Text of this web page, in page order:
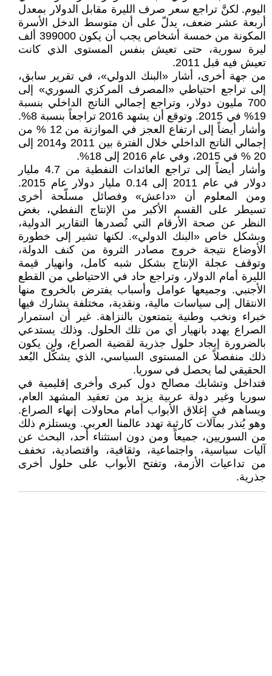
اليوم. لكنَّ تراجع سعر صرف الليرة مقابل الدولار بمعدل
أربعة عشر ضعف، يدلّ على أن متوسط الدخل الأسرة
المكونة من خمسة أشخاص يجب أن يكون 399000 ألف
ليرة سورية، حتى تعيش بنفس المستوى الذي كانت
تعيش فيه قبل 2011.
من جهة أخرى، أشار «البنك الدولي»، في تقرير سابق،
إلى تراجع احتياطي «المصرف المركزي السوري» إلى
700 مليون دولار، وتراجع إجمالي الناتج الداخلي بنسبة
19% في 2015. وتوقع أن يشهد 2016 تراجعاً بنسبة 8%.
وأشار أيضاً إلى ارتفاع العجز في الموازنة من 12 % من
إجمالي الناتج الداخلي خلال الفترة بين 2011 و2014 إلى
20 % في 2015، وفي عام 2016 إلى 18%.
وأشار أيضاً إلى تراجع العائدات النفطية من 4.7 مليار
دولار في عام 2011 إلى 0.14 مليار دولار عام 2015.
ومن المعلوم أن «داعش» وفصائل مسلّحة أخرى
تسيطر على القسم الأكبر من الإنتاج النفطي، بغض
النظر عن صحة الأرقام التي تُصدرها التقارير الدولية،
وبشكل خاص «البنك الدولي». لكنها تشير إلى خطورة
الأوضاع نتيجة خروج مصادر الثروة من كنف الدولة،
وتوقف عجلة الإنتاج بشكل شبه كامل، وانهيار قيمة
الليرة أمام الدولار، وتراجع حاد في الاحتياطي من القطع
الأجنبي. وجميعها عوامل وأسباب يفترض بالخروج منها
الانتقال إلى سياسات مالية، ونقدية، مختلفة يشارك فيها
خبراء ونخب وطنية يتمتعون بالنزاهة. غير أن استمرار
الصراع يهدد بانهيار أي من تلك الحلول. وذلك يستدعي
بالضرورة إيجاد حلول جذرية لقضية الصراع، ولن يكون
ذلك منفصلاً عن المستوى السياسي، الذي يشكّل البُعد
الحقيقي لما يحصل في سوريا.
فتداخل وتشابك مصالح دول كبرى وأخرى إقليمية في
سوريا وغير دولة عربية يزيد من تعقيد المشهد العام،
ويساهم في إغلاق الأبواب أمام محاولات إنهاء الصراع.
وهو يُنذر بمآلات كارثية تهدد عالمنا العربي. ويستلزم ذلك
من السوريين، جميعاً ومن دون استثناء أحد، البحث عن
آليات سياسية، واجتماعية، وثقافية، واقتصادية، تخفف
من تداعيات الأزمة، وتفتح الأبواب على حلول أخرى
جذرية.